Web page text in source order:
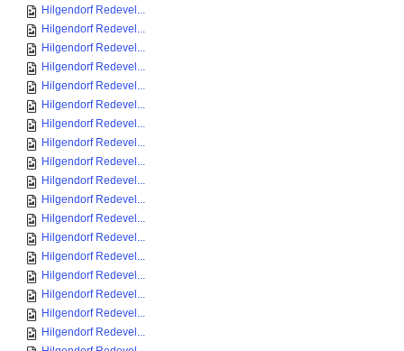
Hilgendorf Redevel...
Hilgendorf Redevel...
Hilgendorf Redevel...
Hilgendorf Redevel...
Hilgendorf Redevel...
Hilgendorf Redevel...
Hilgendorf Redevel...
Hilgendorf Redevel...
Hilgendorf Redevel...
Hilgendorf Redevel...
Hilgendorf Redevel...
Hilgendorf Redevel...
Hilgendorf Redevel...
Hilgendorf Redevel...
Hilgendorf Redevel...
Hilgendorf Redevel...
Hilgendorf Redevel...
Hilgendorf Redevel...